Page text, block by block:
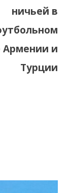
ничьей в
Армении и
Турции